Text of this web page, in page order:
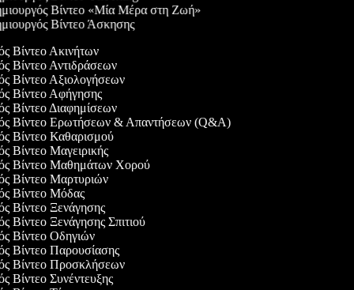
Βίντεο «Μία Μέρα στη Ζωή»
Βίντεο Άσκησης
Βίντεο Ακινήτων
Βίντεο Αντιδράσεων
Βίντεο Αξιολογήσεων
Βίντεο Αφήγησης
Βίντεο Διαφημίσεων
Βίντεο Ερωτήσεων & Απαντήσεων (Q&A)
Βίντεο Καθαρισμού
Βίντεο Μαγειρικής
Βίντεο Μαθημάτων Χορού
Βίντεο Μαρτυριών
Βίντεο Μόδας
Βίντεο Ξενάγησης
Βίντεο Ξενάγησης Σπιτιού
Βίντεο Οδηγιών
Βίντεο Παρουσίασης
Βίντεο Προσκλήσεων
Βίντεο Συνέντευξης